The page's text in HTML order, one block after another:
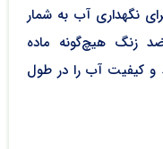
نگهداری آب به شمار
زنگ هیچ‌گونه ماده
و کیفیت آب را در طول